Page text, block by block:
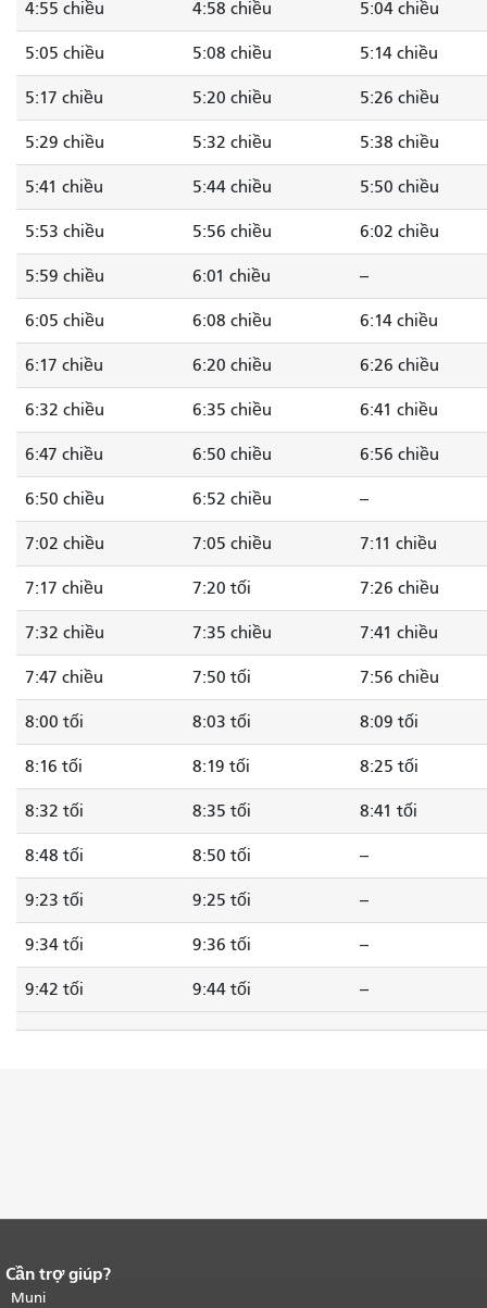
4:55 chiều 4:58 chiều 5:04 chiều
5:05 chiều 5:08 chiều 5:14 chiều
5:17 chiều 5:20 chiều 5:26 chiều
5:29 chiều 5:32 chiều 5:38 chiều
5:41 chiều 5:44 chiều 5:50 chiều
5:53 chiều 5:56 chiều 6:02 chiều
5:59 chiều 6:01 chiều --
6:05 chiều 6:08 chiều 6:14 chiều
6:17 chiều 6:20 chiều 6:26 chiều
6:32 chiều 6:35 chiều 6:41 chiều
6:47 chiều 6:50 chiều 6:56 chiều
6:50 chiều 6:52 chiều --
7:02 chiều 7:05 chiều 7:11 chiều
7:17 chiều 7:20 tối 7:26 chiều
7:32 chiều 7:35 chiều 7:41 chiều
7:47 chiều 7:50 tối 7:56 chiều
8:00 tối 8:03 tối 8:09 tối
8:16 tối 8:19 tối 8:25 tối
8:32 tối 8:35 tối 8:41 tối
8:48 tối 8:50 tối --
9:23 tối 9:25 tối --
9:34 tối 9:36 tối --
9:42 tối 9:44 tối --
Kết thúc nội dung trang.
của trang này được lặp lại trên mọi
Cần trợ giúp?
Muni